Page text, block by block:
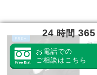
セ
24時間365
お電話での
ご相談はこちら